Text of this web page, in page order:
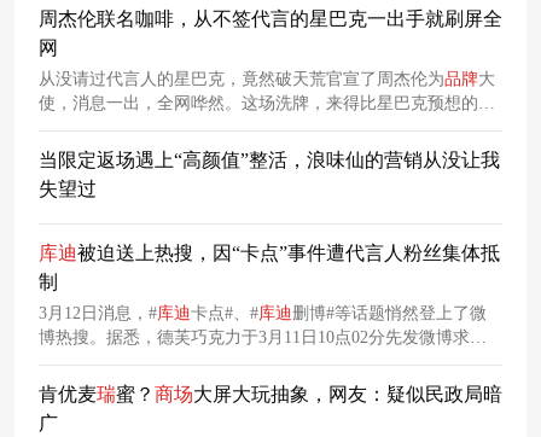
句slogan：“营养世界每个人的要强”。
周杰伦联名咖啡，从不签代言的星巴克一出手就刷屏全
网
从没请过代言人的星巴克，竟然破天荒官宣了周杰伦为品牌大
使，消息一出，全网哗然。这场洗牌，来得比星巴克预想的要
快。这是星巴克入华26年来首次交出中国业务控股权。于是交
割完成仅仅一个月后，周杰伦出现了。因为周杰伦不仅是一个
明星，他还是一套“文化操作系统”。说到底，星巴克不缺好产
品。
当限定返场遇上“高颜值”整活，浪味仙的营销从没让我
失望过
库迪被迫送上热搜，因“卡点”事件遭代言人粉丝集体抵
制
3月12日消息，#库迪卡点#、#库迪删博#等话题悄然登上了微
博热搜。据悉，德芙巧克力于3月11日10点02分先发微博求库
迪合作。随后，库迪咖啡在3分钟后发微博回应。也就是，库
迪咖啡在10点05分对联名进行了回应，看似平平无奇的事情却
引发了王一博粉丝的极力反对，因为10月5日是肖战生日。同
肯优麦瑞蜜？ 商场大屏大玩抽象，网友：疑似民政局暗
广